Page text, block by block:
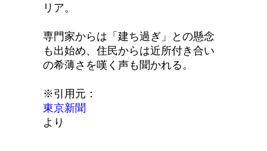
リア。
専門家からは「建ち過ぎ」との懸念
も出始め、住民からは近所付き合い
の希薄さを嘆く声も聞かれる。
※引用元：
東京新聞
より